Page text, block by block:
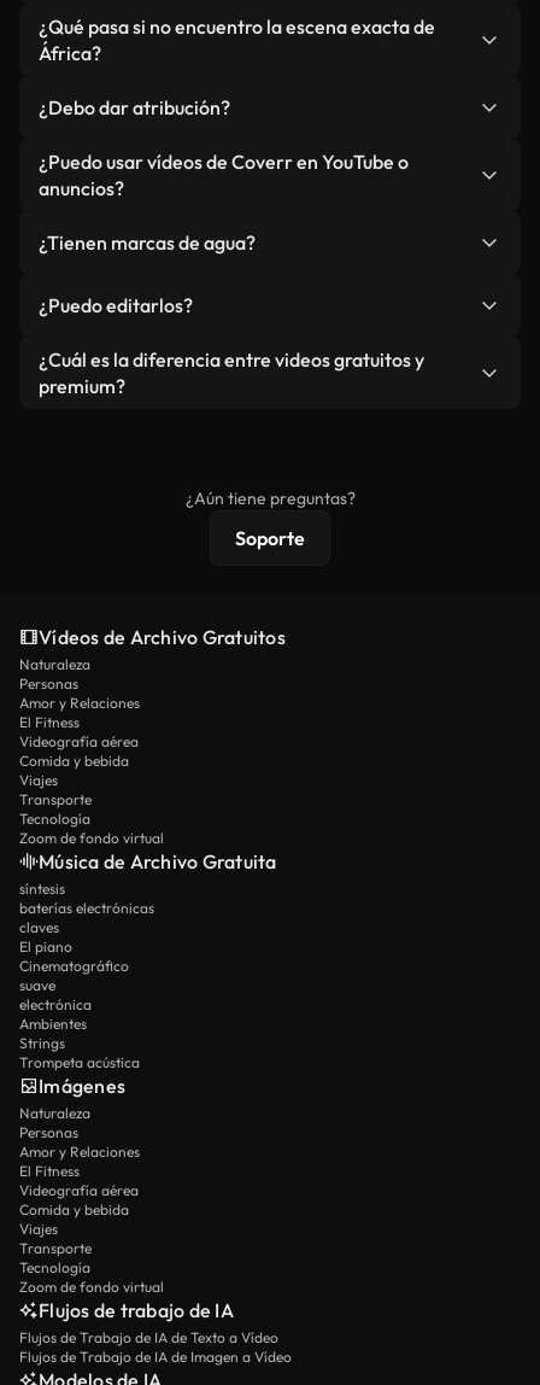
Todo está claramente etiquetado.
No si selecciona nuestras versiones optimizadas
para web, diseñadas específicamente para uso de
métricas como LCP.
¿Qué pasa si no encuentro la escena exacta de
África?
Studio. Describe la escena, como "África al
atardecer", y la IA la generará en segundos
conforme a nuestros estándares.
¿Debo dar atribución?
No es necesario. Todos los vídeos en nuestra
biblioteca son royalty-free, aunque siempre se
¿Puedo usar vídeos de Coverr en YouTube o
anuncios?
monetizados y anuncios, siempre que no se
independiente.
¿Tienen marcas de agua?
agua. Obtendrá metraje limpio y listo para usar en
cada descarga.
¿Puedo editarlos?
Sí. Eres libre de recortar o mezclar nuestros
vídeos. Solo asegúrese de que el producto final no
¿Cuál es la diferencia entre videos gratuitos y
premium?
protecciones de licencia extendidas.
¿Aún tiene preguntas?
Soporte
Vídeos de Archivo Gratuitos
Naturaleza
Personas
Amor y Relaciones
El Fitness
Videografía aérea
Comida y bebida
Viajes
Transporte
Tecnología
Zoom de fondo virtual
Música de Archivo Gratuita
síntesis
baterías electrónicas
claves
El piano
Cinematográfico
suave
electrónica
Ambientes
Strings
Trompeta acústica
Imágenes
Naturaleza
Personas
Amor y Relaciones
El Fitness
Videografía aérea
Comida y bebida
Viajes
Transporte
Tecnología
Zoom de fondo virtual
Flujos de trabajo de IA
Flujos de Trabajo de IA de Texto a Vídeo
Flujos de Trabajo de IA de Imagen a Vídeo
Modelos de IA